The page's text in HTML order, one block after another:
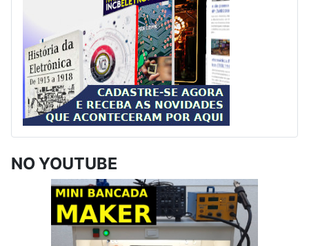
NO YOUTUBE